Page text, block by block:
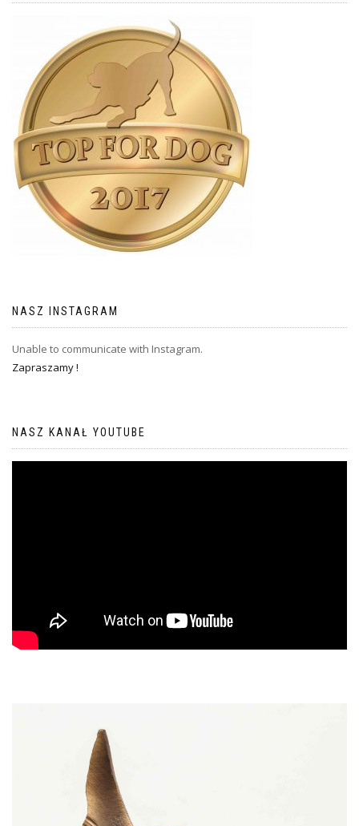
NASZ INSTAGRAM
Unable to communicate with Instagram.
Zapraszamy !
NASZ KANAŁ YOUTUBE